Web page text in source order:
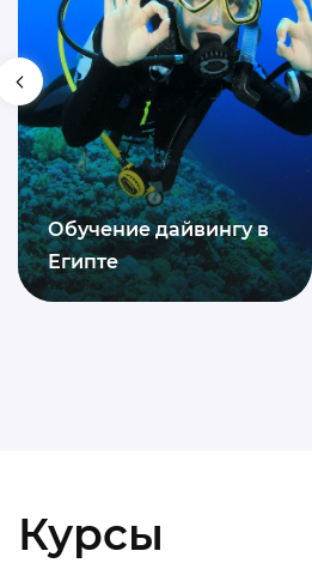
Обучение дайвингу в
Египте
Курсы